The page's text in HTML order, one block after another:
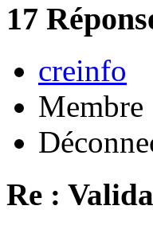
17
creinfo
Membre
Re :